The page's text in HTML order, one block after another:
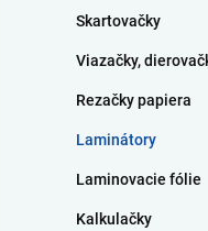
Skartovačky
Viazačky,
Rezačky papiera
Laminátory
Laminovacie fólie
Kalkulačky